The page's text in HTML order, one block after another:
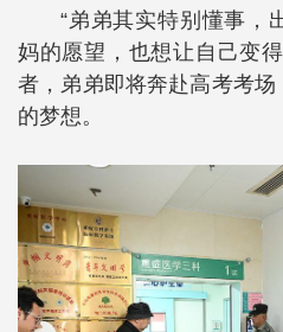
“弟弟其实特别懂事，
妈的愿望，也想让自己变
者，弟弟即将奔赴高考考
的梦想。